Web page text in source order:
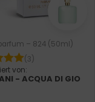
– 824 (50ml)
(3)
von:
- ACQUA DI GIO